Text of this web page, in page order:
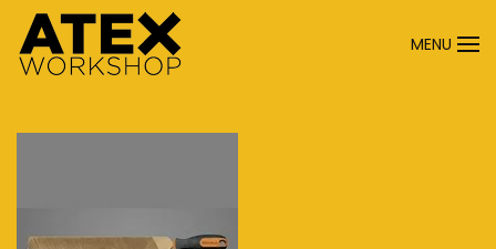
Terug naar hoofdinhoud
MENU